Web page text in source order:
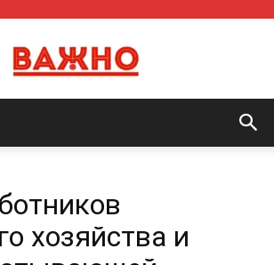
хозяйства и